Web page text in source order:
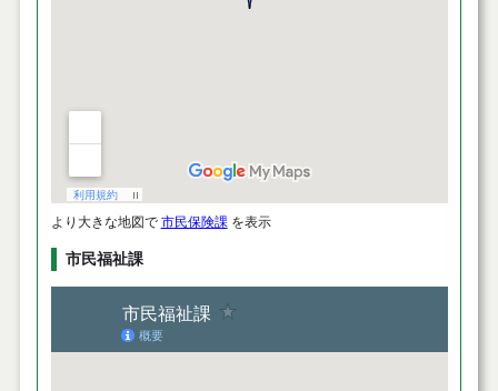
より大きな地図で 市民保険課を表示
市民福祉課